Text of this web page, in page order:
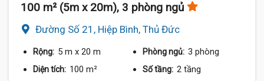
100 m² (5m x 20m), 3 phòng ngủ
Đường Số 21, Hiệp Bình, Thủ Đức
Rộng: 5 m x 20 m Phòng ngủ: 3 phòng
Diện tích: 100 m² Số tầng: 2 tầng